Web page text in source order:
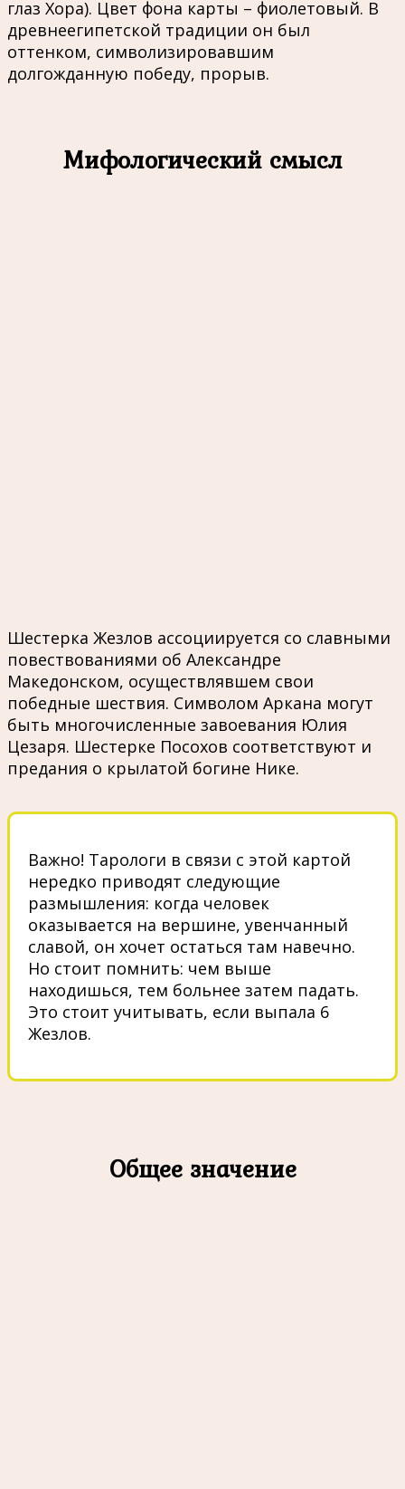
глаз Хора). Цвет фона карты – фиолетовый. В
древнеегипетской традиции он был
оттенком, символизировавшим
долгожданную победу, прорыв.
Мифологический смысл
Шестерка Жезлов ассоциируется со славными
повествованиями об Александре
Македонском, осуществлявшем свои
победные шествия. Символом Аркана могут
быть многочисленные завоевания Юлия
Цезаря. Шестерке Посохов соответствуют и
предания о крылатой богине Нике.
Важно! Тарологи в связи с этой картой
нередко приводят следующие
размышления: когда человек
оказывается на вершине, увенчанный
славой, он хочет остаться там навечно.
Но стоит помнить: чем выше
находишься, тем больнее затем падать.
Это стоит учитывать, если выпала 6
Жезлов.
Общее значение